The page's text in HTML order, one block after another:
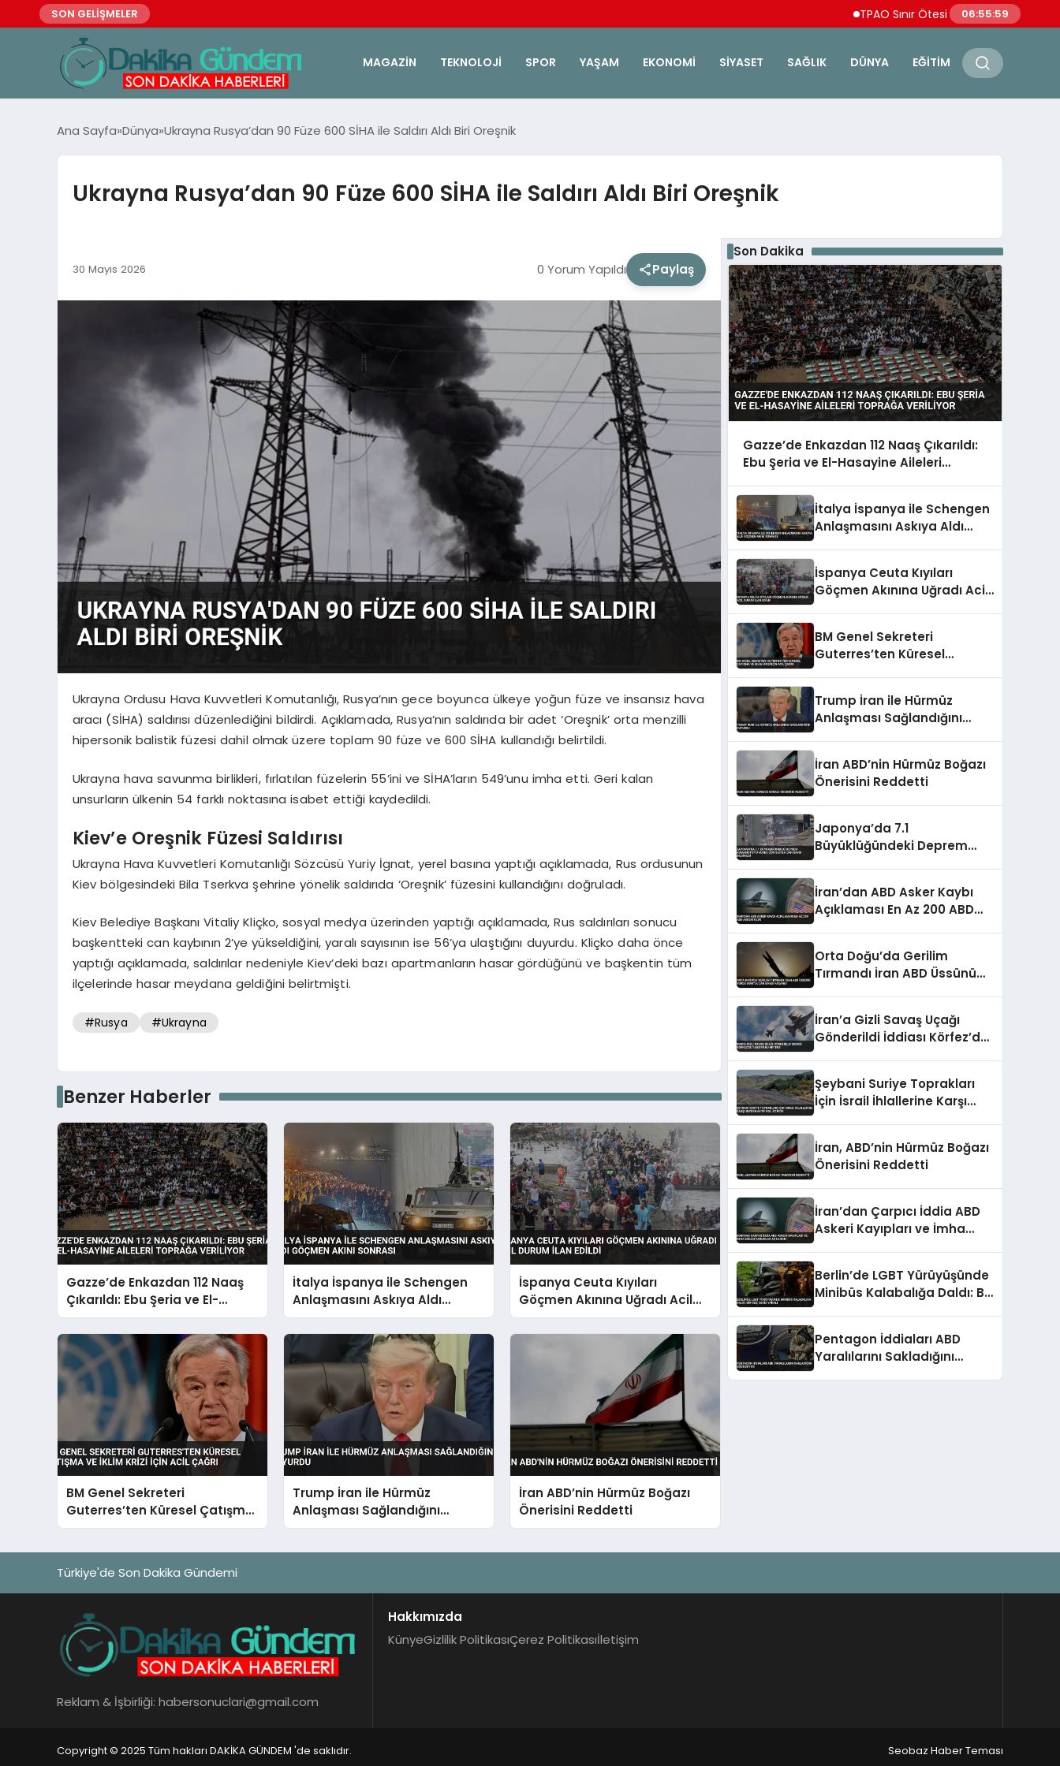
SON GELİŞMELER TPAO Sınır Ötesi Ortaklıklarını
06:56:00
MAGAZIN TEKNOLOJI SPOR YAŞAM EKONOMI SIYASET SAĞLIK DÜNYA EĞITIM
Ana Sayfa Dünya Ukrayna Rusya’dan 90 Füze 600 SİHA ile Saldırı Aldı Biri Oreşnik
Ukrayna Rusya’dan 90 Füze 600 SİHA ile Saldırı Aldı Biri Oreşnik
30 Mayıs 2026 0 Yorum Yapıldı Paylaş
Ukrayna Ordusu Hava Kuvvetleri Komutanlığı, Rusya’nın gece boyunca ülkeye yoğun füze ve insansız hava
aracı (SİHA) saldırısı düzenlediğini bildirdi. Açıklamada, Rusya’nın saldırıda bir adet ‘Oreşnik’ orta menzilli
hipersonik balistik füzesi dahil olmak üzere toplam 90 füze ve 600 SİHA kullandığı belirtildi.
Ukrayna hava savunma birlikleri, fırlatılan füzelerin 55’ini ve SİHA’ların 549’unu imha etti. Geri kalan
unsurların ülkenin 54 farklı noktasına isabet ettiği kaydedildi.
Kiev’e Oreşnik Füzesi Saldırısı
Ukrayna Hava Kuvvetleri Komutanlığı Sözcüsü Yuriy İgnat, yerel basına yaptığı açıklamada, Rus ordusunun
Kiev bölgesindeki Bila Tserkva şehrine yönelik saldırıda ‘Oreşnik’ füzesini kullandığını doğruladı.
Kiev Belediye Başkanı Vitaliy Kliçko, sosyal medya üzerinden yaptığı açıklamada, Rus saldırıları sonucu
başkentteki can kaybının 2’ye yükseldiğini, yaralı sayısının ise 56’ya ulaştığını duyurdu. Kliçko daha önce
yaptığı açıklamada, saldırılar nedeniyle Kiev’deki bazı apartmanların hasar gördüğünü ve başkentin tüm
ilçelerinde hasar meydana geldiğini belirtmişti.
#Rusya #Ukrayna
Benzer Haberler
Gazze’de Enkazdan 112 Naaş
Çıkarıldı: Ebu Şeria ve El-
Hasayine Aileleri Toprağa
Veriliyor
İtalya İspanya ile Schengen
Anlaşmasını Askıya Aldı
Göçmen Akını Sonrası
İspanya Ceuta Kıyıları
Göçmen Akınına Uğradı Acil
Durum İlan Edildi
BM Genel Sekreteri
Guterres’ten Küresel Çatışma
ve İklim Krizi İçin Acil Çağrı
Trump İran ile Hürmüz
Anlaşması Sağlandığını
Duyurdu
İran ABD’nin Hürmüz Boğazı
Önerisini Reddetti
Son Dakika
Gazze’de Enkazdan 112 Naaş Çıkarıldı:
Ebu Şeria ve El-Hasayine Aileleri
İtalya İspanya ile Schengen
Anlaşmasını Askıya Aldı
İspanya Ceuta Kıyıları
Göçmen Akınına Uğradı Acil
BM Genel Sekreteri
Guterres’ten Küresel
Trump İran ile Hürmüz
Anlaşması Sağlandığını
İran ABD’nin Hürmüz Boğazı
Önerisini Reddetti
Japonya’da 7.1
Büyüklüğündeki Deprem
İran’dan ABD Asker Kaybı
Açıklaması En Az 200 ABD
Orta Doğu’da Gerilim
Tırmandı İran ABD Üssünü
İran’a Gizli Savaş Uçağı
Gönderildi İddiası Körfez’de
Şeybani Suriye Toprakları
İçin İsrail İhlallerine Karşı
İran, ABD’nin Hürmüz Boğazı
Önerisini Reddetti
İran’dan Çarpıcı İddia ABD
Askeri Kayıpları ve İmha
Berlin’de LGBT Yürüyüşünde
Minibüs Kalabalığa Daldı: Bir
Pentagon İddiaları ABD
Yaralılarını Sakladığını
Türkiye'de Son Dakika Gündemi
Reklam & İşbirliği: habersonuclari@gmail.com
Hakkımızda
KünyeGizlilik PolitikasıÇerez Politikasıİletişim
Copyright © 2025 Tüm hakları DAKİKA GÜNDEM 'de saklıdır. Seobaz Haber Teması